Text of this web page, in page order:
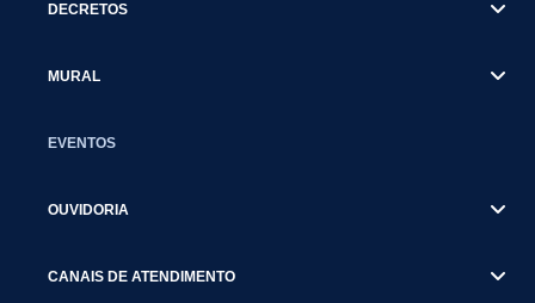
DECRETOS
MURAL
EVENTOS
OUVIDORIA
CANAIS DE ATENDIMENTO